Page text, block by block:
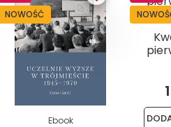
NOWOŚĆ
Ebook